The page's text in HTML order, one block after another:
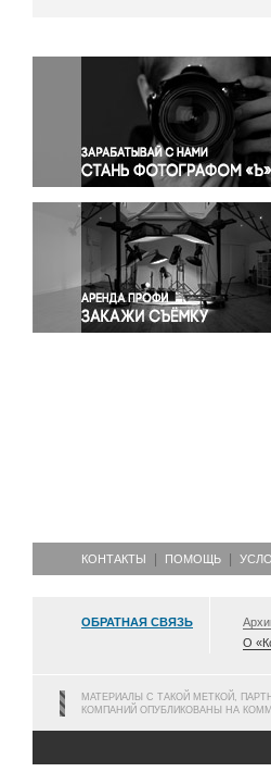
Окружающая среда
Политика
Правосудие
Происшествия и
Религия
Светская жизнь
Спорт
Экология
Экономика и бизнес
КОНТАКТЫ ПОМОЩЬ
ОБРАТНАЯ СВЯЗЬ
О
МАТЕРИАЛЫ С ТАКОЙ МЕТКОЙ,
КОМПАНИЙ ОПУБЛИКОВАНЫ НА